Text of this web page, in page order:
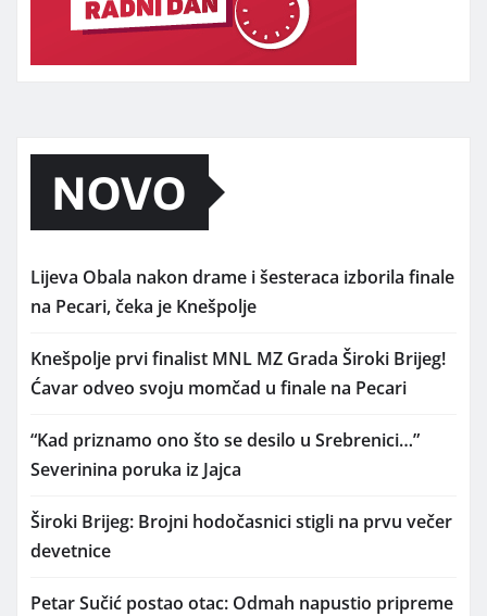
NOVO
Lijeva Obala nakon drame i šesteraca izborila finale
na Pecari, čeka je Knešpolje
Knešpolje prvi finalist MNL MZ Grada Široki Brijeg!
Ćavar odveo svoju momčad u finale na Pecari
“Kad priznamo ono što se desilo u Srebrenici…”
Severinina poruka iz Jajca
Široki Brijeg: Brojni hodočasnici stigli na prvu večer
devetnice
Petar Sučić postao otac: Odmah napustio pripreme